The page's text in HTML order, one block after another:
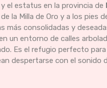
el estatus en la provincia de
la Milla de Oro y a los pies
más consolidadas y
un entorno de calles
Es el refugio perfecto
despertarse con el sonido